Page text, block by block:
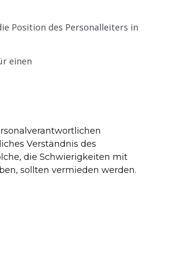
Position des Personalleiters in
einen
Verständnis des
die Schwierigkeiten mit
sollten vermieden werden.